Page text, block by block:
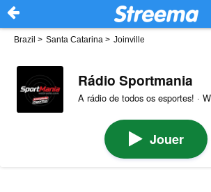
Brazil > Santa Catarina > Joinville
Rádio Sportmania
A rádio de todos os esportes! ·
Jouer